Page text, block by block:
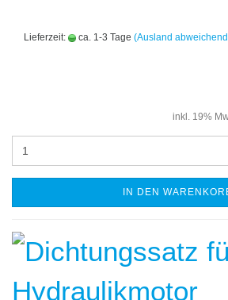
Lieferzeit: ca. 1-3 Tage (Ausland
inkl. 19%
IN DEN